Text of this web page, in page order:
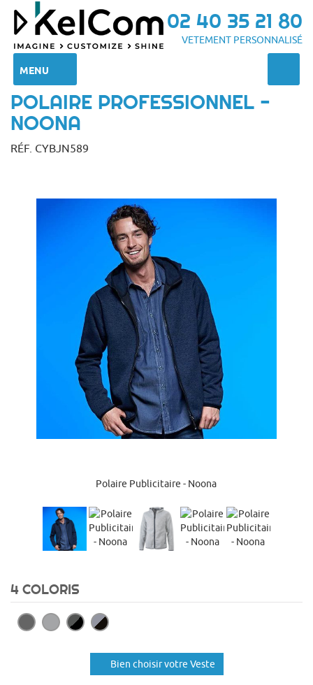
02 40 35 21 80
VETEMENT PERSONNALISÉ
MENU
POLAIRE PROFESSIONNEL -
NOONA
RÉF. CYBJN589
Polaire Publicitaire - Noona
4 COLORIS
Bien choisir votre Veste